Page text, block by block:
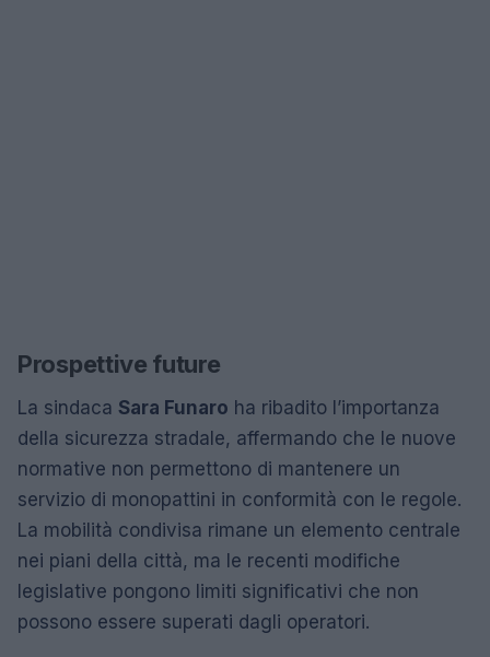
Prospettive future
La sindaca Sara Funaro ha ribadito l’importanza
della sicurezza stradale, affermando che le nuove
normative non permettono di mantenere un
servizio di monopattini in conformità con le regole.
La mobilità condivisa rimane un elemento centrale
nei piani della città, ma le recenti modifiche
legislative pongono limiti significativi che non
possono essere superati dagli operatori.